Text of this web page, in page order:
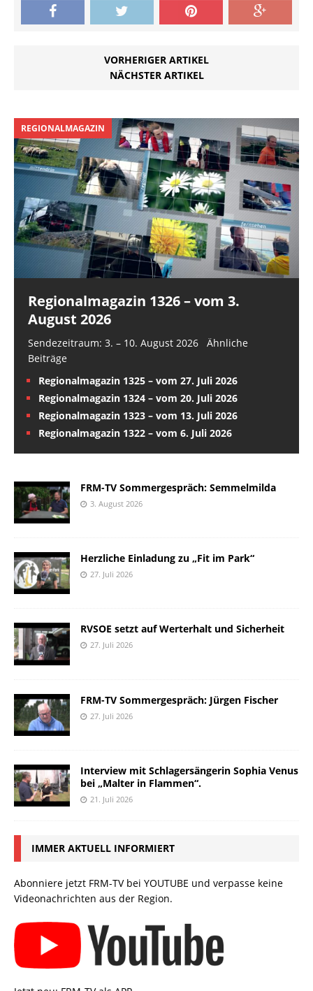
Maßnahmen zur
Fahrbahnerneuerung.
S190 Ruppendorf, K9013VORHERIGER ARTIKEL
NÄCHSTER ARTIKEL
REGIONALMAGAZIN
Regionalmagazin 1326 – vom 3.
August 2026
Sendezeitraum: 3. – 10. August 2026 Ähnliche
Beiträge
Regionalmagazin 1325 – vom 27. Juli 2026
Regionalmagazin 1324 – vom 20. Juli 2026
Regionalmagazin 1323 – vom 13. Juli 2026
Regionalmagazin 1322 – vom 6. Juli 2026
FRM-TV Sommergespräch: Semmelmilda
3. August 2026
Herzliche Einladung zu „Fit im Park“
27. Juli 2026
RVSOE setzt auf Werterhalt und Sicherheit
27. Juli 2026
FRM-TV Sommergespräch: Jürgen Fischer
27. Juli 2026
Interview mit Schlagersängerin Sophia Venus
bei „Malter in Flammen“.
21. Juli 2026
IMMER AKTUELL INFORMIERT
Abonniere jetzt FRM-TV bei YOUTUBE und verpasse keine
Videonachrichten aus der Region.